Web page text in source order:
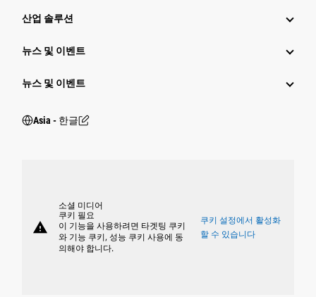
산업 솔루션
뉴스 및 이벤트
뉴스 및 이벤트
Asia - 한글
warning
소셜 미디어
쿠키 필요
이 기능을 사용하려면 타겟팅 쿠키
와 기능 쿠키, 성능 쿠키 사용에 동
의해야 합니다.
쿠키 설정에서 활성화
할 수 있습니다